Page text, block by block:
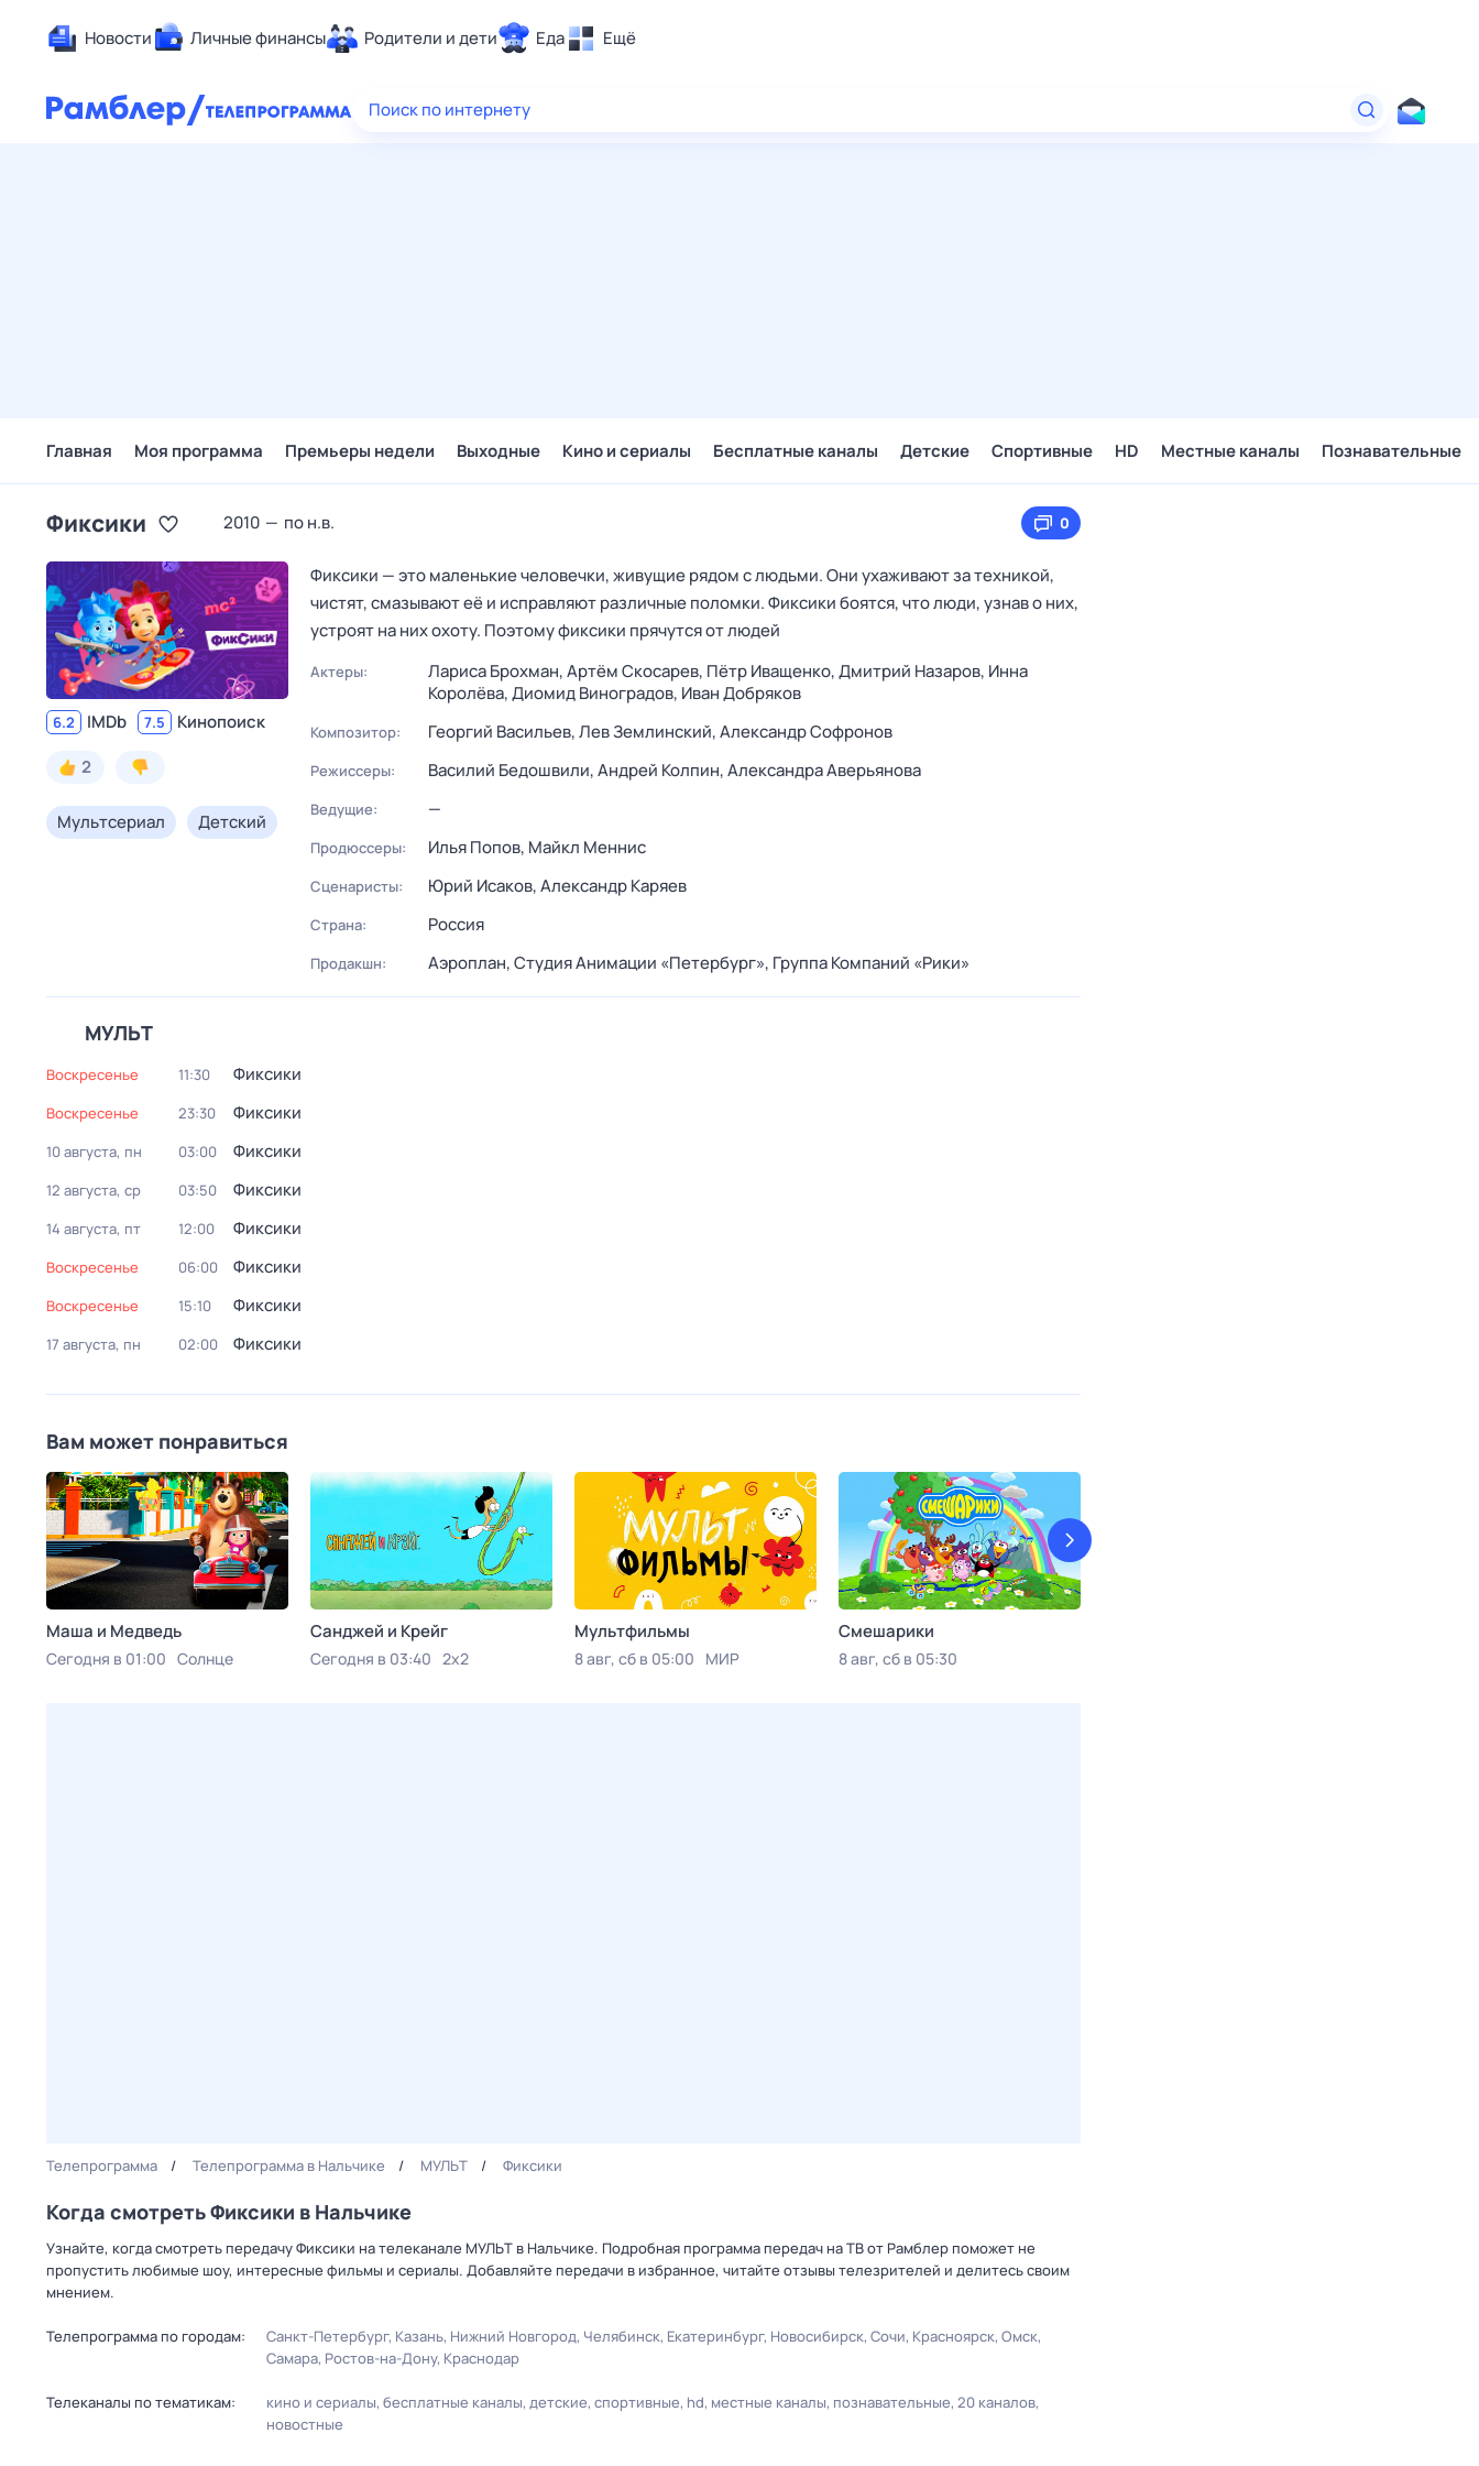
Новости Личные финансы Родители и дети Еда Ещё
Здоровье
Поиск по интернету
Главная Моя программа Премьеры недели Выходные Кино и сериалы Бесплатные каналы Детские Спортивные HD Местные каналы Познавательные
Фиксики 2010 — по н.в. 0
6.2 IMDb 7.5
Кинопоиск
2
Мультсериал Детский
Фиксики — это маленькие человечки, живущие рядом с людьми. Они ухаживают за техникой,
чистят, смазывают её и исправляют различные поломки. Фиксики боятся, что люди, узнав о них,
устроят на них охоту. Поэтому фиксики прячутся от людей
Актеры: Лариса Брохман,Артём Скосарев, Пётр Иващенко,Дмитрий Назаров, Инна
Королёва,Диомид Виноградов, Иван Добряков
Композитор: Георгий Васильев,Лев Землинский,Александр Софронов
Режиссеры: Василий Бедошвили,Андрей Колпин,Александра Аверьянова
Ведущие: —
Продюссеры: Илья Попов, Майкл Меннис
Сценаристы: Юрий Исаков,Александр Каряев
Страна: Россия
Продакшн: Аэроплан,Студия Анимации «Петербург», Группа Компаний «Рики»
МУЛЬТ
воскресенье 11:30 Фиксики
воскресенье 23:30 Фиксики
10 августа, пн 03:00 Фиксики
12 августа, ср 03:50 Фиксики
14 августа, пт 12:00 Фиксики
воскресенье 06:00 Фиксики
воскресенье 15:10 Фиксики
17 августа, пн 02:00 Фиксики
Вам может понравиться
Маша и Медведь
Сегодня в 01:00 Солнце
Санджей и Крейг
Сегодня в 03:40 2x2
Мультфильмы
8 авг, сб в 05:00 МИР
Смешарики
8 авг, сб в 05:30
Телепрограмма Телепрограмма в Нальчике МУЛЬТ Фиксики
Когда смотреть Фиксики в Нальчике
Узнайте, когда смотреть передачу Фиксики на телеканале МУЛЬТ в Нальчике. Подробная программа передач на ТВ от Рамблер поможет не
пропустить любимые шоу, интересные фильмы и сериалы. Добавляйте передачи в избранное, читайте отзывы телезрителей и делитесь своим
мнением.
Телепрограмма по городам: Санкт-Петербург Казань Нижний Новгород Челябинск Екатеринбург Новосибирск Сочи Красноярск Омск
Самара Ростов-на-Дону Краснодар
Телеканалы по тематикам: кино и сериалы бесплатные каналы детские спортивные hd местные каналы познавательные 20 каналов
новостные